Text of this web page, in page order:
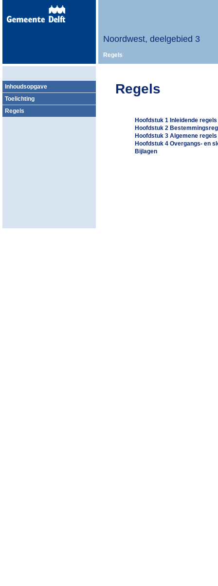
Noordwest, deelgebied 3
Regels
Inhoudsopgave
Toelichting
Regels
Regels
Hoofdstuk 1 Inleidende regels
Hoofdstuk 2
Hoofdstuk 3 Algemene regels
Hoofdstuk 4 Overgangs- en
Bijlagen